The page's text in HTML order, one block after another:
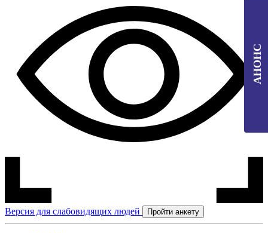
Версия для слабовидящих людей Пройти анкету
АНОНС